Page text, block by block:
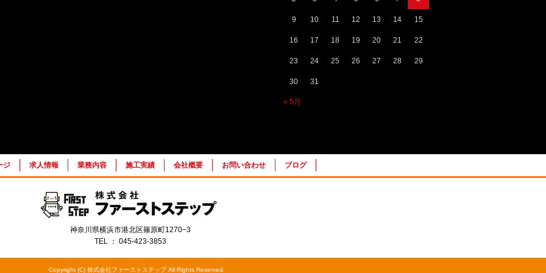
« 5月
9 10 11 12 13 14 15
16 17 18 19 20 21 22
23 24 25 26 27 28 29
30 31
ジ 求人情報 業務内容 施工実績 会社概要 お問い合わせ ブログ
神奈川県横浜市港北区篠原町1270−3
TEL ： 045-423-3853
Copyright (C) 株式会社ファーストステップ All Rights Reserved.